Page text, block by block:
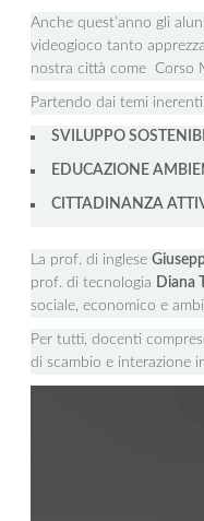
Anche quest’anno gli
videogioco tanto
nostra città come Corso
Partendo dai temi
SVILUPPO
EDUCAZIONE
CITTADINANZA
La prof. di inglese
prof. di tecnologia Diana
sociale, economico e
Per tutti, docenti
di scambio e interazione